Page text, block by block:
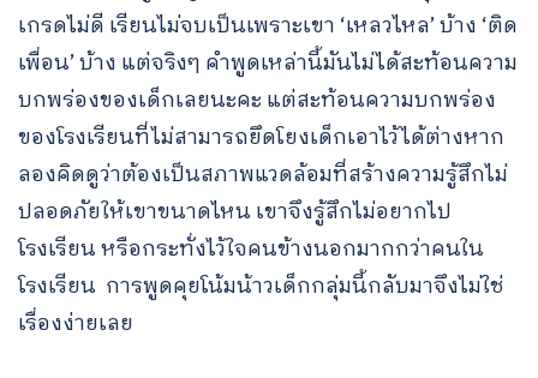
เกรดไม่ดี เรียนไม่จบเป็นเพราะเขา ‘เหลวไหล’ บ้าง ‘ติด
เพื่อน’ บ้าง แต่จริงๆ คำพูดเหล่านี้มันไม่ได้สะท้อนความ
บกพร่องของเด็กเลยนะคะ แต่สะท้อนความบกพร่อง
ของโรงเรียนที่ไม่สามารถยึดโยงเด็กเอาไว้ได้ต่างหาก
ลองคิดดูว่าต้องเป็นสภาพแวดล้อมที่สร้างความรู้สึกไม่
ปลอดภัยให้เขาขนาดไหน เขาจึงรู้สึกไม่อยากไป
โรงเรียน หรือกระทั่งไว้ใจคนข้างนอกมากกว่าคนใน
โรงเรียน การพูดคุยโน้มน้าวเด็กกลุ่มนี้กลับมาจึงไม่ใช่
เรื่องง่ายเลย